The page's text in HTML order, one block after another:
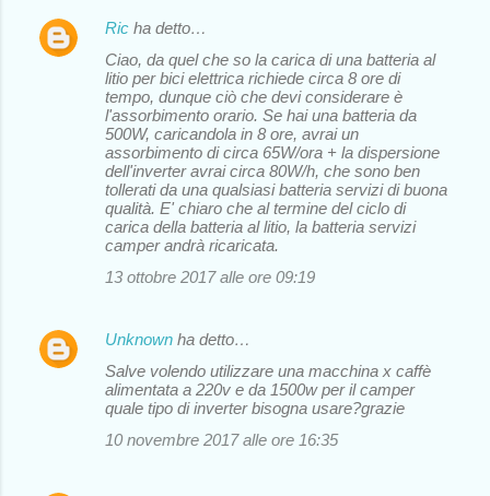
Ric ha detto…
Ciao, da quel che so la carica di una batteria al
litio per bici elettrica richiede circa 8 ore di
tempo, dunque ciò che devi considerare è
l'assorbimento orario. Se hai una batteria da
500W, caricandola in 8 ore, avrai un
assorbimento di circa 65W/ora + la dispersione
dell'inverter avrai circa 80W/h, che sono ben
tollerati da una qualsiasi batteria servizi di buona
qualità. E' chiaro che al termine del ciclo di
carica della batteria al litio, la batteria servizi
camper andrà ricaricata.
13 ottobre 2017 alle ore 09:19
Unknown ha detto…
Salve volendo utilizzare una macchina x caffè
alimentata a 220v e da 1500w per il camper
quale tipo di inverter bisogna usare?grazie
10 novembre 2017 alle ore 16:35